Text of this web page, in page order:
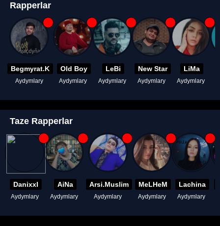
Rapperlar
Begmyrat.K
Aydymlary
Old Boy
Aydymlary
LeBi
Aydymlary
New Star
Aydymlary
LiMa
Aydymlary
Taze Rapperlar
Danixxl
Aydymlary
AiNa
Aydymlary
Arsi.Muslim
Aydymlary
MeLHeM
Aydymlary
Lachina
Aydymlary